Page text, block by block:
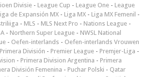
Divisie - League Cup - League One - League
de Expansión MX - Liga MX - Liga MX Femenil -
- MLS - MLS Next Pro - Nations League -
- Northern Super League - NWSL National
- Oefen-interlands - Oefen-interlands Vrouwen
División - Premier League - Premjer-Liga -
- Primera Division Argentina - Primera
División Femenina - Puchar Polski - Qatar